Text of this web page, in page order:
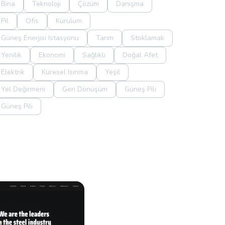
Bina Teknoloji Çözüm
Danışma
Pil
Ofis
Kurulum
Güneş Enerjisi Istasyonu
Tarım
Stoklamak
Yenilik
Ekonomi Sağlıklı
Doğal Afet
Elektrik
Küresel Isınma
Yeşil
Yel Değirmeni
Geri Dönüşüm
Güneş Pili
Güneş Pili